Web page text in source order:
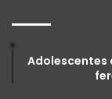
Adolescentes